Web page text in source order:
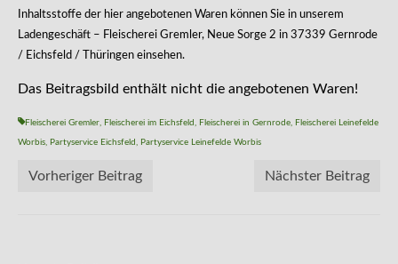
Inhaltsstoffe der hier angebotenen Waren können Sie in unserem
Ladengeschäft – Fleischerei Gremler, Neue Sorge 2 in 37339 Gernrode
/ Eichsfeld / Thüringen einsehen.
Das Beitragsbild enthält nicht die angebotenen Waren!
Fleischerei Gremler, Fleischerei im Eichsfeld , Fleischerei in Gernrode, Fleischerei Leinefelde
Worbis, Partyservice Eichsfeld , Partyservice Leinefelde Worbis
Vorheriger Beitrag Nächster Beitrag